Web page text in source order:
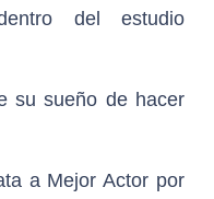
del estudio
su sueño de hacer
a Mejor Actor por